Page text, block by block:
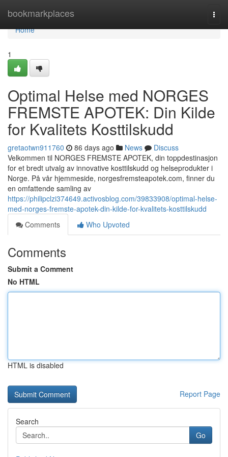
bookmarkplaces
Home
Home
1
Optimal Helse med NORGES
FREMSTE APOTEK: Din Kilde
for Kvalitets Kosttilskudd
gretaotwn911760 86 days ago News
Discuss
Velkommen til NORGES FREMSTE APOTEK, din toppdestinasjon
for et bredt utvalg av innovative kosttilskudd og helseprodukter i
Norge. På vår hjemmeside, norgesfremsteapotek.com, finner du
en omfattende samling av
https://philipclzi374649.activosblog.com/39833908/optimal-helse-
med-norges-fremste-apotek-din-kilde-for-kvalitets-kosttilskudd
Comments
Who Upvoted
Comments
Submit a Comment
No HTML
HTML is disabled
Report Page
Search
Go